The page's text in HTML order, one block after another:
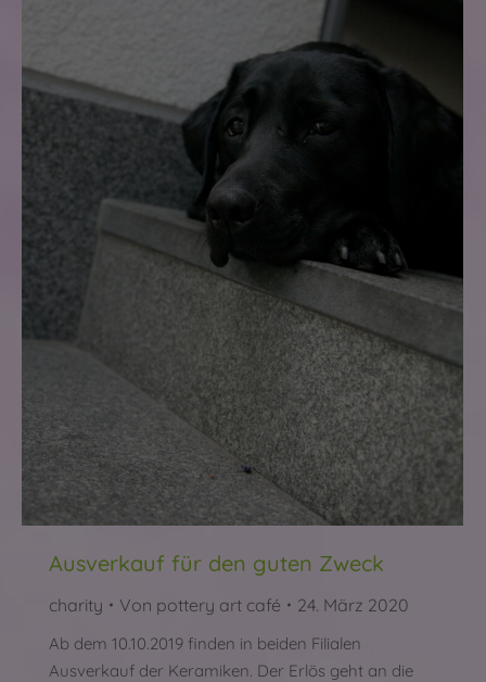
Ausverkauf für den guten Zweck
charity Von pottery art café 24. März 2020
Ab dem 10.10.2019 finden in beiden Filialen
Ausverkauf der Keramiken. Der Erlös geht an die